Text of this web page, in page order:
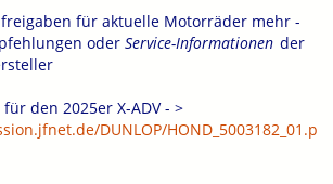
für aktuelle Motorräder mehr -
oder Service-Informationen der
den 2025er X-ADV - >
DUNLOP/HOND_5003182_01.p